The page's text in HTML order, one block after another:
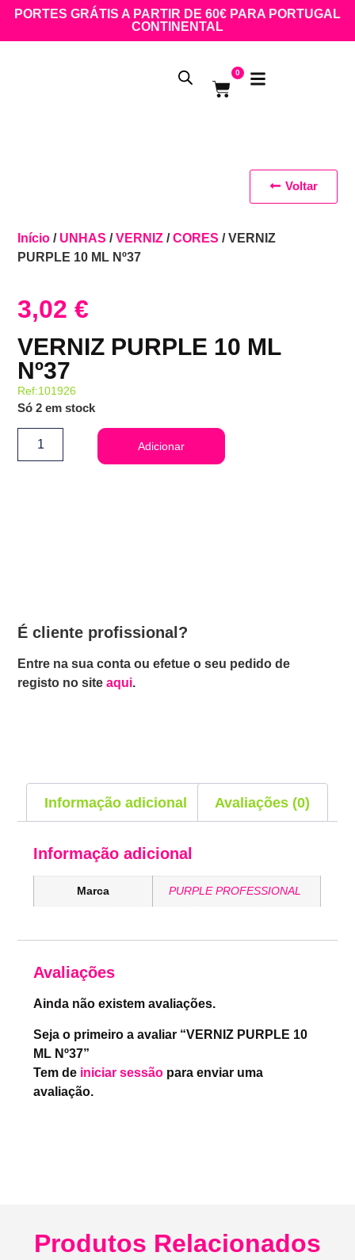
PORTES GRÁTIS A PARTIR DE 60€ PARA PORTUGAL
CONTINENTAL
0
Início / UNHAS /VERNIZ /CORES / VERNIZ
PURPLE 10 ML Nº37
3,02€
VERNIZ PURPLE 10 ML
Nº37
Ref:101926
Só 2 em stock
Adicionar
É cliente profissional?
Entre na sua conta ou efetue o seu pedido de
registo no siteaqui.
Voltar
Informação adicional Avaliações (0)
Informação adicional
Marca PURPLE PROFESSIONAL
Avaliações
Ainda não existem avaliações.
Seja o primeiro a avaliar “VERNIZ PURPLE 10
ML Nº37”
Tem de iniciar sessão para enviar uma
avaliação.
Produtos Relacionados